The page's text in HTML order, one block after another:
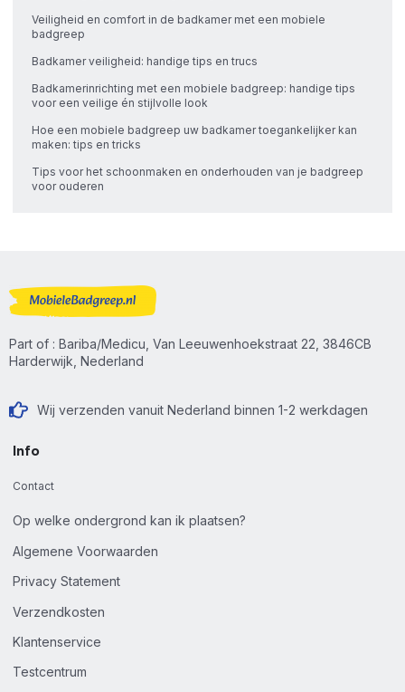
Veiligheid en comfort in de badkamer met een mobiele
badgreep
Badkamer veiligheid: handige tips en trucs
Badkamerinrichting met een mobiele badgreep: handige tips
voor een veilige én stijlvolle look
Hoe een mobiele badgreep uw badkamer toegankelijker kan
maken: tips en tricks
Tips voor het schoonmaken en onderhouden van je badgreep
voor ouderen
Part of : Bariba/Medicu, Van Leeuwenhoekstraat 22, 3846CB
Harderwijk, Nederland
Wij verzenden vanuit Nederland binnen 1-2 werkdagen
Info
Contact
Op welke ondergrond kan ik plaatsen?
Algemene Voorwaarden
Privacy Statement
Verzendkosten
Klantenservice
Testcentrum